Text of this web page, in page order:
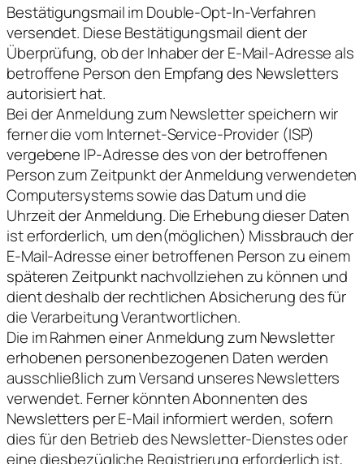
Bestätigungsmail im Double-Opt-In-Verfahren
versendet. Diese Bestätigungsmail dient der
Überprüfung, ob der Inhaber der E-Mail-Adresse als
betroffene Person den Empfang des Newsletters
autorisiert hat.
Bei der Anmeldung zum Newsletter speichern wir
ferner die vom Internet-Service-Provider (ISP)
vergebene IP-Adresse des von der betroffenen
Person zum Zeitpunkt der Anmeldung verwendeten
Computersystems sowie das Datum und die
Uhrzeit der Anmeldung. Die Erhebung dieser Daten
ist erforderlich, um den(möglichen) Missbrauch der
E-Mail-Adresse einer betroffenen Person zu einem
späteren Zeitpunkt nachvollziehen zu können und
dient deshalb der rechtlichen Absicherung des für
die Verarbeitung Verantwortlichen.
Die im Rahmen einer Anmeldung zum Newsletter
erhobenen personenbezogenen Daten werden
ausschließlich zum Versand unseres Newsletters
verwendet. Ferner könnten Abonnenten des
Newsletters per E-Mail informiert werden, sofern
dies für den Betrieb des Newsletter-Dienstes oder
eine diesbezügliche Registrierung erforderlich ist,